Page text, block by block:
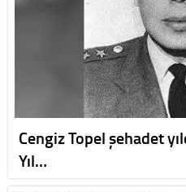
Cengiz Topel şehadet
Yıl…